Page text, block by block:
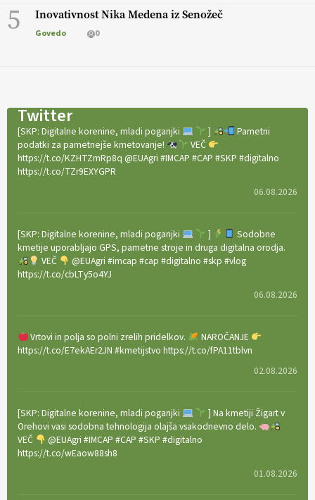
5 Inovativnost Nika Medena iz Senožeč
Govedo 0
Twitter
[SKP: Digitalne korenine, mladi poganjki ]
Pametni
podatki za pametnejše kmetovanje!
VEČ
https://t.co/KZHTZmRp8q @EUAgri #IMCAP #CAP #SKP #digitalno
https://t.co/TZr9EXYGPR
06.08.2026
[SKP: Digitalne korenine, mladi poganjki ]
Sodobne
kmetije uporabljajo GPS, pametne stroje in druga digitalna orodja.
VEČ
@EUAgri #imcap #cap #digitalno #skp #vlog
https://t.co/cbLTy5o4YJ
06.08.2026
Vrtovi in polja so polni zrelih pridelkov.
NAROČANJE
https://t.co/E7ekAEr2JN #kmetijstvo https://t.co/fPA11tblvn
02.08.2026
[SKP: Digitalne korenine, mladi poganjki
] Na kmetiji Žigart v
Orehovi vasi sodobna tehnologija olajša vsakodnevno delo.
VEČ
@EUAgri #IMCAP #CAP #SKP #digitalno
https://t.co/wEaow88sh8
01.08.2026